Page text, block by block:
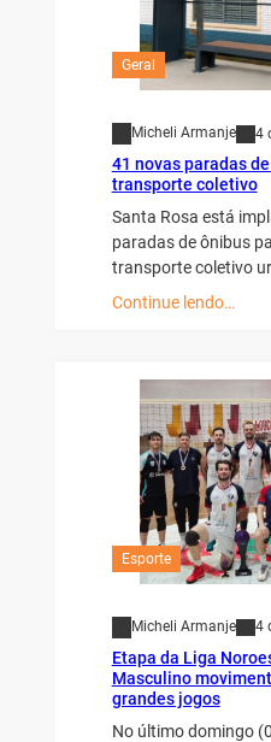
Geral
Micheli Armanje 4
41 novas paradas
transporte coletivo
Santa Rosa está
paradas de ônibus
transporte coletivo
Continue lendo…
Esporte
Micheli Armanje 4
Etapa da Liga
Masculino
grandes jogos
No último domingo